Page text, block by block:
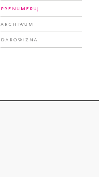
Prenumeruj
Archiwum
Darowizna